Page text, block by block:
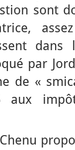
sont
dans
par
de «
aux